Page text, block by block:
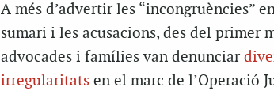
A més d’advertir les “incongruències”
sumari i les acusacions, des del primer
advocades i famílies van denunciar
irregularitatsen el marc de l’Operació